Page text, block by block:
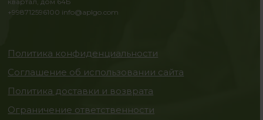
+998712596100 info@aplgo.com
Политика конфиденциальности
Соглашение об использовании сайта
Политика доставки и возврата
Ограничение ответственности